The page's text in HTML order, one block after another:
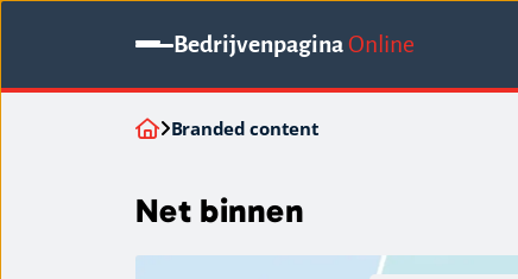
BedrijvenpaginaOnline
Branded content
Net binnen